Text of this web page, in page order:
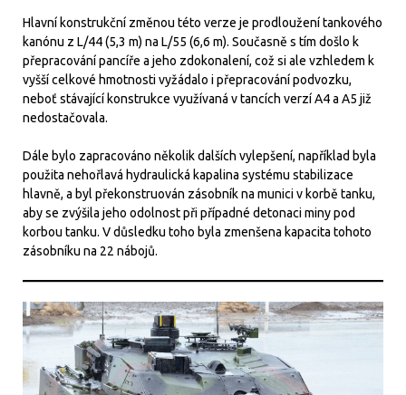
Hlavní konstrukční změnou této verze je prodloužení tankového
kanónu z L/44 (5,3 m) na L/55 (6,6 m). Současně s tím došlo k
přepracování pancíře a jeho zdokonalení, což si ale vzhledem k
vyšší celkové hmotnosti vyžádalo i přepracování podvozku,
neboť stávající konstrukce využívaná v tancích verzí A4 a A5 již
nedostačovala.
Dále bylo zapracováno několik dalších vylepšení, například byla
použita nehořlavá hydraulická kapalina systému stabilizace
hlavně, a byl překonstruován zásobník na munici v korbě tanku,
aby se zvýšila jeho odolnost při případné detonaci miny pod
korbou tanku. V důsledku toho byla zmenšena kapacita tohoto
zásobníku na 22 nábojů.